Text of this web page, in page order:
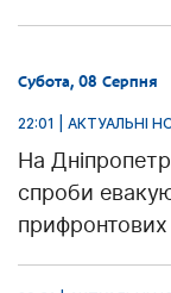
Субота, 08 Серпня
22:01 | АКТУАЛЬНІ
На
спроби
прифронтових